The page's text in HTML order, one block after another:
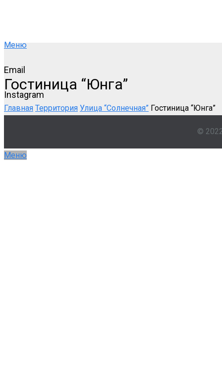
Меню
Email
Instagram
Гостиница “Юнга”
Главная Территория Улица “Солнечная” Гостиница “Юнга”
©
Меню